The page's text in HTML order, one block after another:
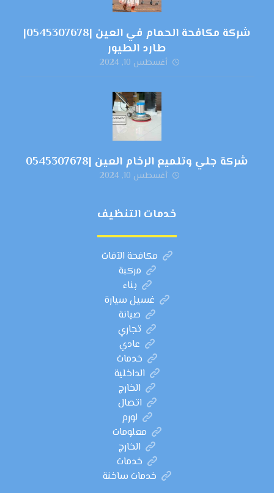
شركة مكافحة الحمام في العين |0545307678|
طارد الطيور
أغسطس 10, 2024
شركة جلي وتلميع الرخام العين |0545307678
أغسطس 10, 2024
خدمات التنظيف
مكافحة الآفات
مركبة
بناء
غسيل سيارة
صيانة
تجاري
عادي
خدمات
الداخلية
الخارج
اتصال
لورم
معلومات
الخارج
خدمات
خدمات ساخنة